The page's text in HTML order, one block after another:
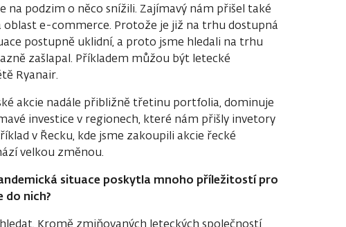
na podzim o něco snížili. Zajímavý nám přišel také
e-commerce. Protože je již na trhu dostupná
postupně uklidní, a proto jsme hledali na trhu
zašlapal. Příkladem můžou být letecké
Ryanair.
akcie nadále přibližně třetinu portfolia, dominuje
investice v regionech, které nám přišly invetory
v Řecku, kde jsme zakoupili akcie řecké
velkou změnou.
situace poskytla mnoho příležitostí pro
do nich?
Kromě zmiňovaných leteckých společností